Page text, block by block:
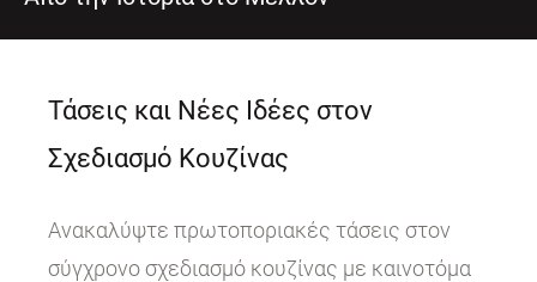
Τάσεις και Νέες Ιδέες στον
Σχεδιασμό Κουζίνας
Ανακαλύψτε πρωτοποριακές τάσεις στον
σύγχρονο σχεδιασμό κουζίνας με καινοτόμα